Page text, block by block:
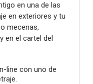
en una de las
en exteriores y tu
mecenas,
en el cartel del
line con uno de